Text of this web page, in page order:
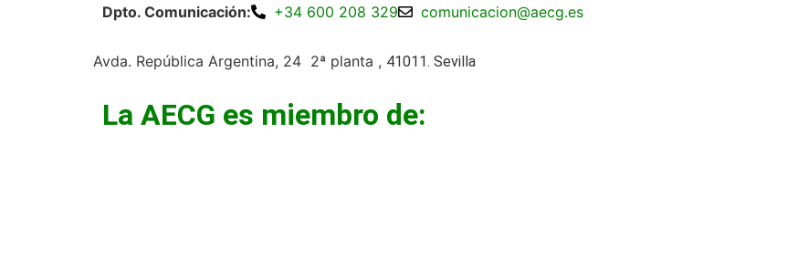
Dpto. Comunicación:
+34 600 208 329 comunicacion@aecg.es
Avda. República Argentina, 24 2ª planta , 41011. Sevilla
La AECG es miembro de: